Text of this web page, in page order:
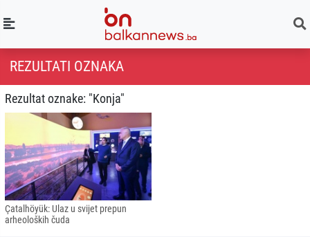
REZULTATI OZNAKA
Rezultat oznake: "Konja"
Çatalhöyük: Ulaz u svijet prepun
arheoloških čuda